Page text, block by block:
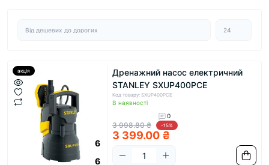
акція
6
6
Дренажний насос електричний
STANLEY SXUP400PCE
Код товару: SXUP400PCE
В наявності
0
3 998.80 ₴ -15%
3 399.00 ₴